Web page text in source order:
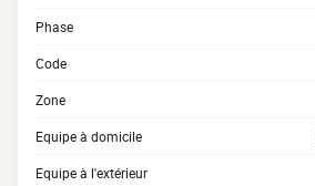
Phase
Code
Zone
Equipe à domicile
Equipe à l'extérieur